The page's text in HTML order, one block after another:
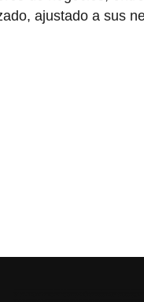
ajustado a sus